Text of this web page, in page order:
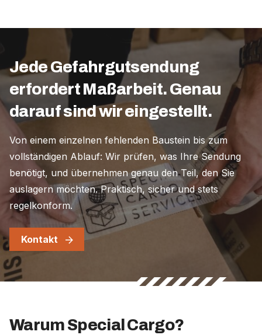
Jede Gefahrgutsendung
erfordert Maßarbeit. Genau
darauf sind wir eingestellt.
Von einem einzelnen fehlenden Baustein bis zum
vollständigen Ablauf: Wir prüfen, was Ihre Sendung
benötigt, und übernehmen genau den Teil, den Sie
auslagern möchten. Praktisch, sicher und stets
regelkonform.
Kontakt
Warum Special Cargo?